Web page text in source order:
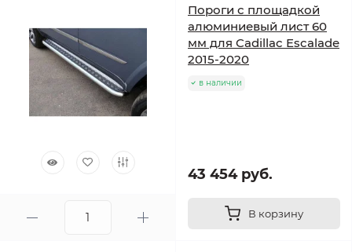
Пороги с площадкой
алюминиевый лист 60
мм для Cadillac Escalade
2015-2020
в наличии
43 454 руб.
В корзину